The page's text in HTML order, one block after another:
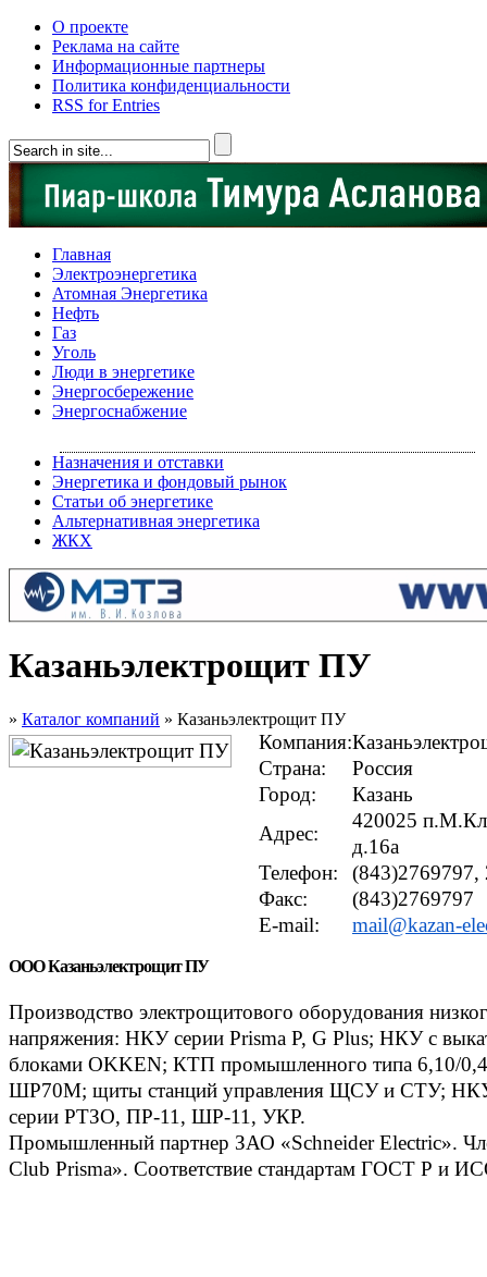
О проекте
Реклама на сайте
Информационные партнеры
Политика конфиденциальности
RSS for Entries
Главная
Электроэнергетика
Атомная Энергетика
Нефть
Газ
Уголь
Люди в энергетике
Энергосбережение
Энергоснабжение
Назначения и отставки
Энергетика и фондовый рынок
Статьи об энергетике
Альтернативная энергетика
ЖКХ
Казаньэлектрощит ПУ
» Каталог компаний » Казаньэлектрощит ПУ
Компания:
Страна:
Россия
Город:
Казань
Адрес:
420025
д.16а
Телефон:
(843)2769797,
Факс:
(843)2769797
E-mail:
mail@kazan-
ООО Казаньэлектрощит ПУ
Производство электрощитового оборудования
напряжения: НКУ серии Prisma P, G Plus; НКУ с
блоками OKKEN; КТП промышленного типа 6,10/
ШР70М; щиты станций управления ЩСУ и СТУ;
серии РТЗО, ПР-11, ШР-11, УКР.
Промышленный партнер ЗАО «Schneider Electric».
Club Prisma». Соответствие стандартам ГОСТ Р и